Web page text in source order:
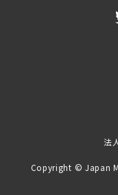
法
Copyright © Japan